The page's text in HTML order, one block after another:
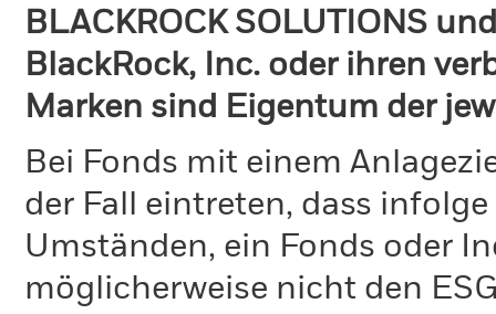
BLACKROCK SOLUTIONS
BlackRock, Inc. oder ihren
Marken sind Eigentum der
Bei Fonds mit einem
der Fall eintreten, dass
Umständen, ein Fonds oder
möglicherweise nicht den